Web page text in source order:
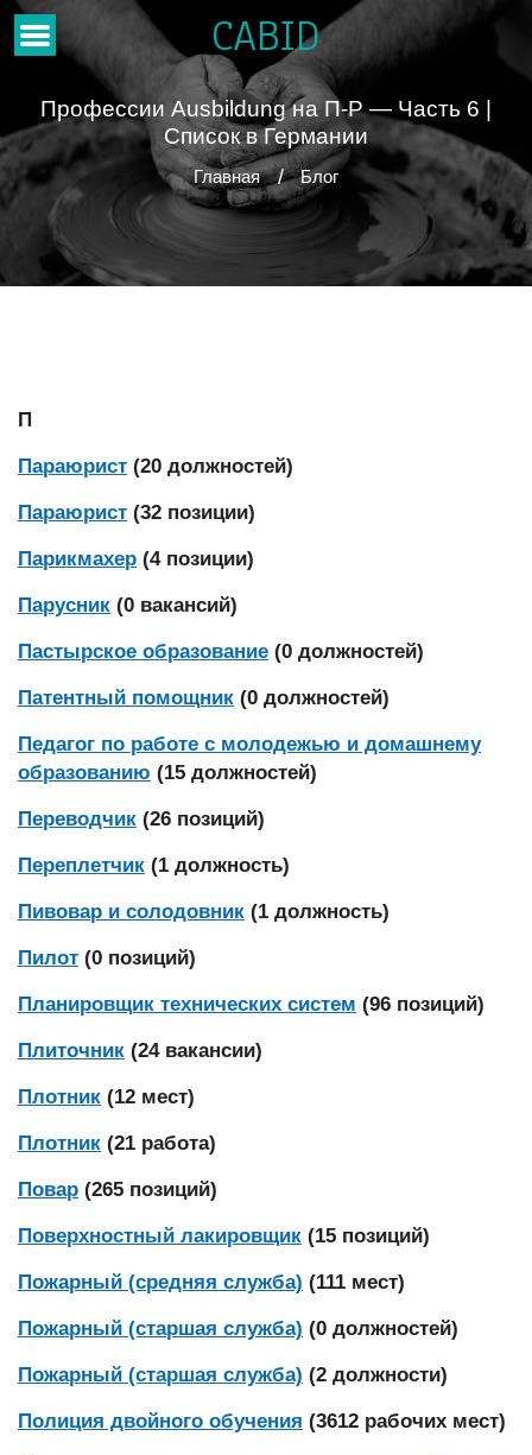
CABID
Профессии Ausbildung на П-Р — Часть 6 |
Список в Германии
Главная Блог
П
Параюрист (20 должностей)
Параюрист (32 позиции)
Парикмахер (4 позиции)
Парусник (0 вакансий)
Пастырское образование (0 должностей)
Патентный помощник (0 должностей)
Педагог по работе с молодежью и домашнему
образованию (15 должностей)
Переводчик (26 позиций)
Переплетчик (1 должность)
Пивовар и солодовник (1 должность)
Пилот (0 позиций)
Планировщик технических систем (96 позиций)
Плиточник (24 вакансии)
Плотник (12 мест)
Плотник (21 работа)
Повар (265 позиций)
Поверхностный лакировщик (15 позиций)
Пожарный (средняя служба) (111 мест)
Пожарный (старшая служба) (0 должностей)
Пожарный (старшая служба) (2 должности)
Полиция двойного обучения (3612 рабочих мест)